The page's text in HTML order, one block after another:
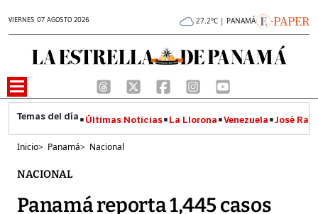
VIERNES 07 AGOSTO 2026 27.2°C | PANAMÁ
Últimas Noticias La Llorona Venezuela José
Inicio> Panamá> Nacional
NACIONAL
Panamá reporta 1,445 casos